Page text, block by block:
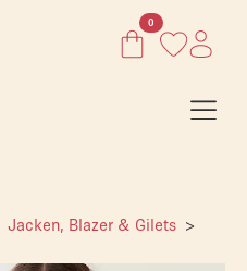
0
Jacken, Blazer & Gilets